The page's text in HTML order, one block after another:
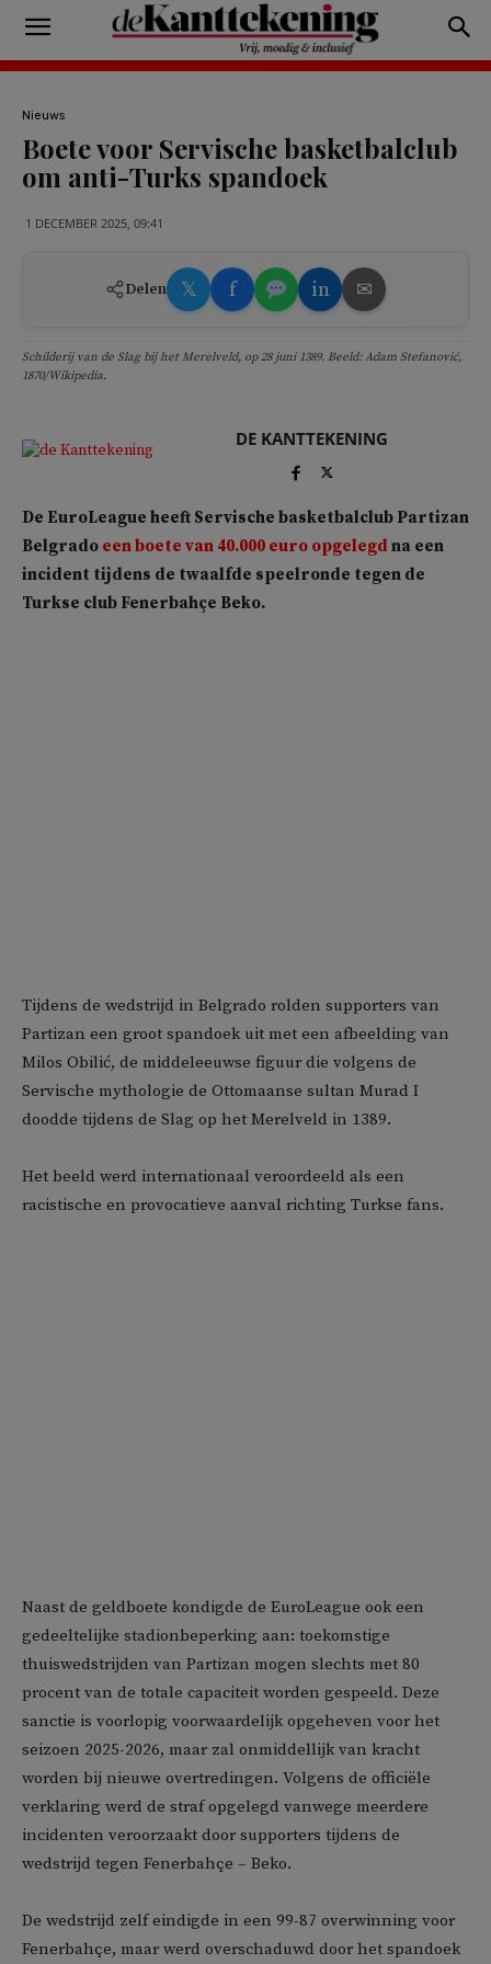
Nieuws
Boete voor Servische basketbalclub
om anti-Turks spandoek
1 DECEMBER 2025, 09:41
Delen 𝕏 f in ✉
Schilderij van de Slag bij het Merelveld, op 28 juni 1389. Beeld: Adam Stefanović,
1870/Wikipedia.
DE KANTTEKENING
De EuroLeague heeft Servische basketbalclub Partizan
Belgrado een boete van 40.000 euro opgelegd na een
incident tijdens de twaalfde speelronde tegen de
Turkse club Fenerbahçe Beko.
Tijdens de wedstrijd in Belgrado rolden supporters van
Partizan een groot spandoek uit met een afbeelding van
Milos Obilić, de middeleeuwse figuur die volgens de
Servische mythologie de Ottomaanse sultan Murad I
doodde tijdens de Slag op het Merelveld in 1389.
Het beeld werd internationaal veroordeeld als een
racistische en provocatieve aanval richting Turkse fans.
Naast de geldboete kondigde de EuroLeague ook een
gedeeltelijke stadionbeperking aan: toekomstige
thuiswedstrijden van Partizan mogen slechts met 80
procent van de totale capaciteit worden gespeeld. Deze
sanctie is voorlopig voorwaardelijk opgeheven voor het
seizoen 2025-2026, maar zal onmiddellijk van kracht
worden bij nieuwe overtredingen. Volgens de officiële
verklaring werd de straf opgelegd vanwege meerdere
incidenten veroorzaakt door supporters tijdens de
wedstrijd tegen Fenerbahçe – Beko.
De wedstrijd zelf eindigde in een 99-87 overwinning voor
Fenerbahçe, maar werd overschaduwd door het spandoek